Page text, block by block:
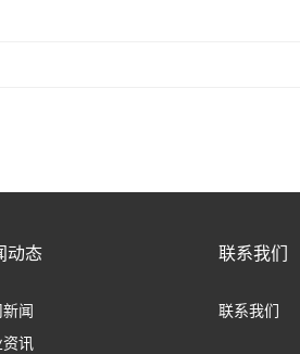
动态
新闻
讯
联系我们
联系我们